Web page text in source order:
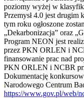
poziomy wyżej w
Przemysł 4.0 jest
tym roku ogłoszone
„Dekarbonizacja” oraz
Program NEON jest
przez PKN ORLEN i
finansowanie prac nad
PKN ORLEN i NCBR
Dokumentację
Narodowego Centrum
https://www.gov.pl/web/